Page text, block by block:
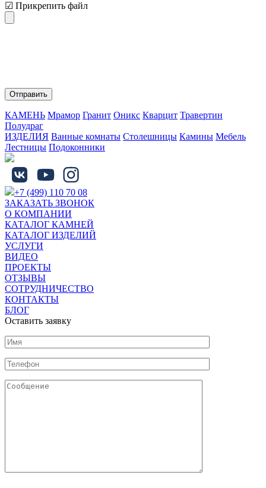
☑ Прикрепить файл
КАМЕНЬ Мрамор Гранит Оникс Кварцит Травертин
Полудраг
ИЗДЕЛИЯ Ванные комнаты Столешницы Камины Мебель
Лестницы Подоконники
+7 (499) 110 70 08
ЗАКАЗАТЬ ЗВОНОК
О КОМПАНИИ
КАТАЛОГ КАМНЕЙ
КАТАЛОГ ИЗДЕЛИЙ
УСЛУГИ
ВИДЕО
ПРОЕКТЫ
ОТЗЫВЫ
СОТРУДНИЧЕСТВО
КОНТАКТЫ
БЛОГ
Оставить заявку